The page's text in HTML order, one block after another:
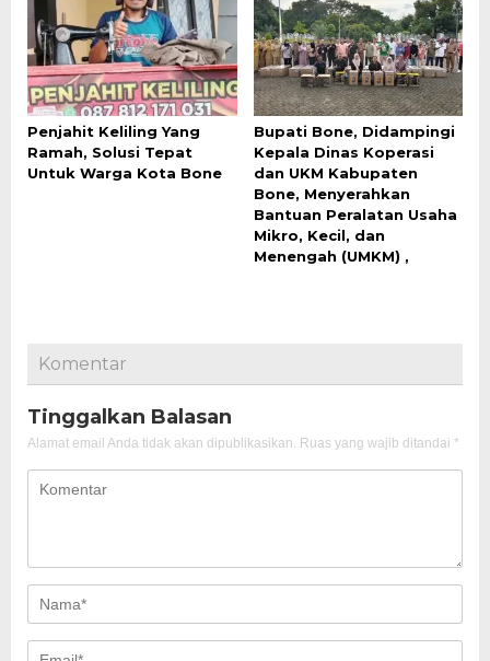
Penjahit Keliling Yang
Ramah, Solusi Tepat
Untuk Warga Kota Bone
Bupati Bone, Didampingi
Kepala Dinas Koperasi
dan UKM Kabupaten
Bone, Menyerahkan
Bantuan Peralatan Usaha
Mikro, Kecil, dan
Menengah (UMKM) ,
Komentar
Tinggalkan Balasan
Alamat email Anda tidak akan dipublikasikan. Ruas yang wajib ditandai *